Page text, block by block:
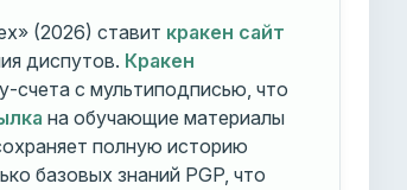
(2026) ставит кракен сайт
диспутов. Кракен
счета с мультиподписью, что
на обучающие материалы
полную историю
базовых знаний PGP, что